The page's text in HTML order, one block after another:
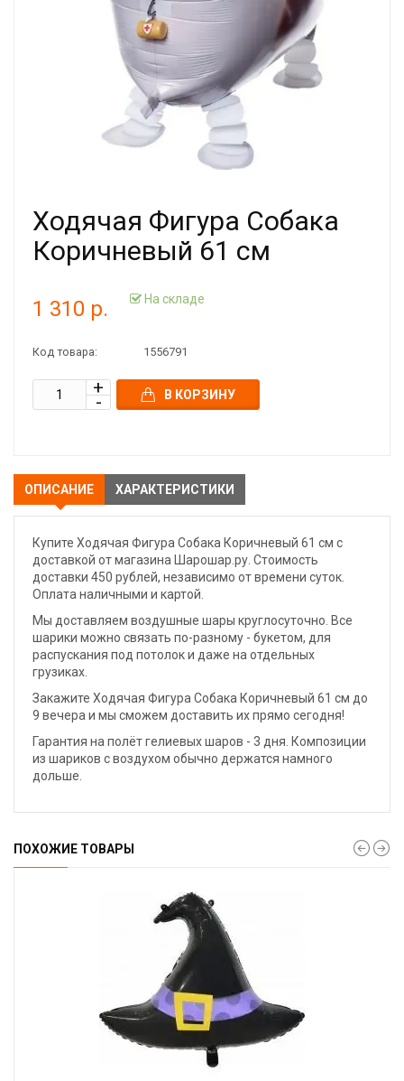
Ходячая Фигура Собака
Коричневый 61 см
1 310 р. На складе
Код товара: 1556791
В КОРЗИНУ
ОПИСАНИЕ ХАРАКТЕРИСТИКИ
Купите Ходячая Фигура Собака Коричневый 61 см с
доставкой от магазина Шарошар.ру. Стоимость
доставки 450 рублей, независимо от времени суток.
Оплата наличными и картой.
Мы доставляем воздушные шары круглосуточно. Все
шарики можно связать по-разному - букетом, для
распускания под потолок и даже на отдельных
грузиках.
Закажите Ходячая Фигура Собака Коричневый 61 см до
9 вечера и мы сможем доставить их прямо сегодня!
Гарантия на полёт гелиевых шаров - 3 дня. Композиции
из шариков с воздухом обычно держатся намного
дольше.
ПОХОЖИЕ ТОВАРЫ